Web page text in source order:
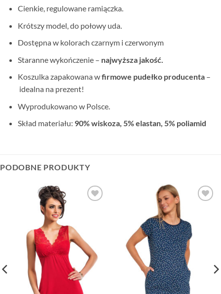
Cienkie, regulowane ramiączka.
Krótszy model, do połowy uda.
Dostępna w kolorach czarnym i czerwonym
Staranne wykończenie – najwyższa jakość.
Koszulka zapakowana wfirmowe pudełko producenta –
idealna na prezent!
Wyprodukowano w Polsce.
Skład materiału: 90% wiskoza, 5% elastan, 5% poliamid
PODOBNE PRODUKTY